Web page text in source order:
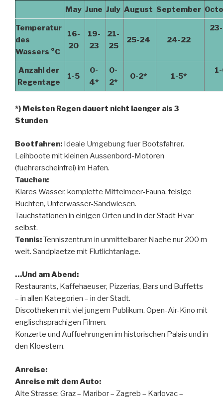
May June July August September
Temperatur
des
Wassers °C
16-
20
19-
23
21-
25
25-24 24-22
Anzahl der
Regentage
1-5
0-
4*
0-
2*
0-2* 1-5*
*) Meisten Regen dauert nicht laenger als 3
Stunden
Bootfahren: Ideale Umgebung fuer Bootsfahrer.
Leihboote mit kleinen Aussenbord-Motoren
(fuehrerscheinfrei) im Hafen.
Tauchen:
Klares Wasser, komplette Mittelmeer-Fauna, felsige
Buchten, Unterwasser-Sandwiesen.
Tauchstationen in einigen Orten und in der Stadt Hvar
selbst.
Tennis:Tenniszentrum in unmittelbarer Naehe nur 200 m
weit. Sandplaetze mit Flutlichtanlage.
…Und am Abend:
Restaurants, Kaffehaeuser, Pizzerias, Bars und Buffetts
– in allen Kategorien – in der Stadt.
Discotheken mit viel jungem Publikum. Open-Air-Kino mit
englischsprachigen Filmen.
Konzerte und Auffuehrungen im historischen Palais und in
den Kloestern.
Anreise:
Anreise mit dem Auto:
Alte Strasse: Graz – Maribor – Zagreb – Karlovac –